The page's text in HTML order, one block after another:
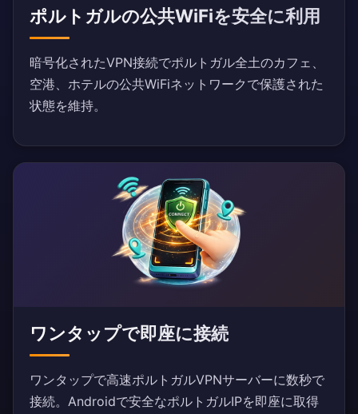
ポルトガルの公共WiFiを安全に利用
暗号化されたVPN接続でポルトガル全土のカフェ、
空港、ホテルの公共WiFiネットワークで保護された
状態を維持。
ワンタップで即座に接続
ワンタップで高速ポルトガルVPNサーバーに数秒で
接続。Androidで安全なポルトガルIPを即座に取得